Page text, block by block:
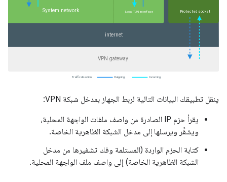
ينقل تطبيقك البيانات التالية لربط الجهاز بمدخل شبكة VPN:
يقرأ حزم IP الصادرة من واصف ملفات الواجهة المحلية،
ويشفِّر ويرسلها إلى مدخل الشبكة الظاهرية الخاصة.
كتابة الحزم الواردة (المستلمة وفك تشفيرها من مدخل
الشبكة الظاهرية الخاصة) إلى واصف ملف الواجهة المحلية.